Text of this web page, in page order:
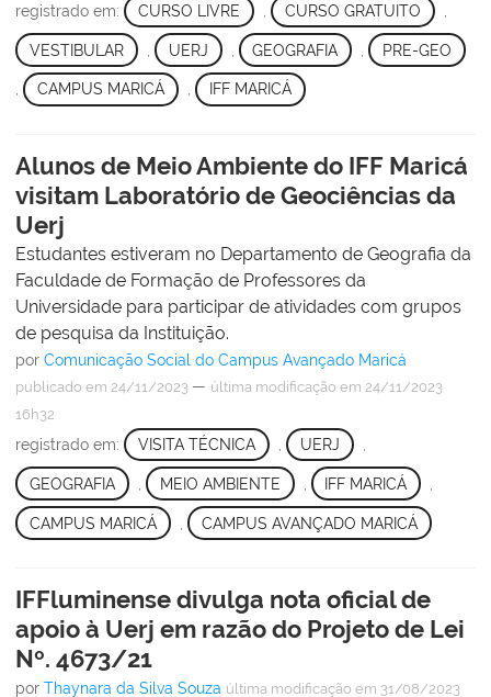
registrado em: CURSO LIVRE CURSO GRATUITO
VESTIBULAR UERJ GEOGRAFIA , PRE-GEO
, CAMPUS MARICÁ , IFF MARICÁ
Alunos de Meio Ambiente do IFF Maricá
visitam Laboratório de Geociências da
Uerj
Estudantes estiveram no Departamento de Geografia da
Faculdade de Formação de Professores da
Universidade para participar de atividades com grupos
de pesquisa da Instituição.
por Comunicação Social do Campus Avançado Maricá
publicado em 24/11/2023 — última modificação em 24/11/2023
16h32
registrado em: VISITA TÉCNICA UERJ
GEOGRAFIA MEIO AMBIENTE IFF MARICÁ
CAMPUS MARICÁ CAMPUS AVANÇADO MARICÁ
IFFluminense divulga nota oficial de
apoio à Uerj em razão do Projeto de Lei
Nº. 4673/21
por Thaynara da Silva Souza última modificação em 31/08/2023